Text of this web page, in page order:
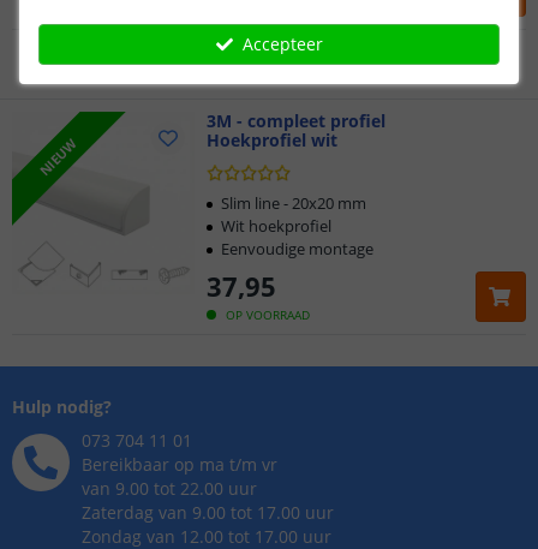
Gratisverzending vanaf € 20,-
Klantbeoordeling 9.1
Voor 23:45 uur besteld,
NIEUW
3M - compleet profiel
Hoekprofiel wit
OP VOORRAAD
37,95
Slim line - 20x20 mm
Wit hoekprofiel
Eenvoudige montage
Hulp nodig?
073 704 11 01
Bereikbaar op ma t/m vr
van 9.00 tot 22.00 uur
Zaterdag van 9.00 tot 17.00 uur
Zondag van 12.00 tot 17.00 uur
Accepteer